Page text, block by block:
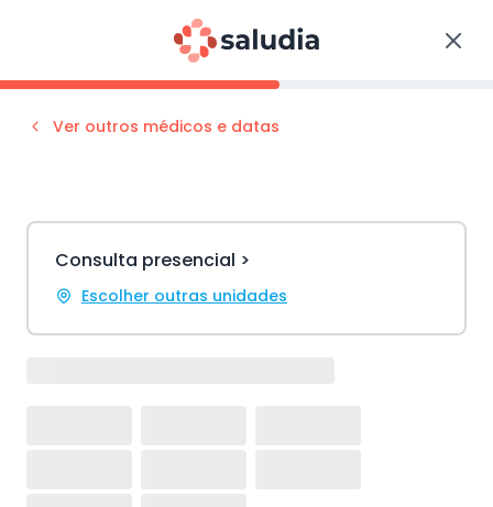
Ver outros médicos e datas
Consulta presencial >
Escolher outras unidades